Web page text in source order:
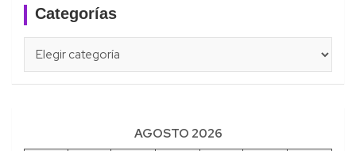
Categorías
AGOSTO 2026